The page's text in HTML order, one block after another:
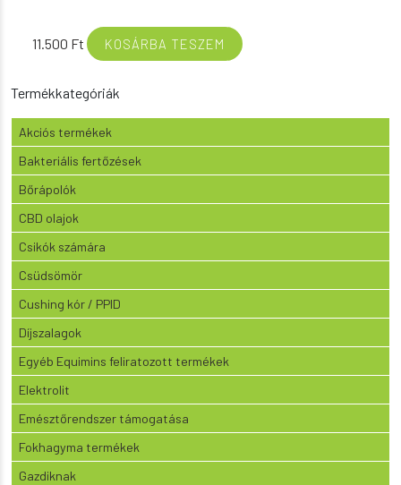
11.500 Ft KOSÁRBA TESZEM
Termékkategóriák
Akciós termékek
Bakteriális fertőzések
Bőrápolók
CBD olajok
Csikók számára
Csüdsömör
Cushing kór / PPID
Díjszalagok
Egyéb Equimins feliratozott termékek
Elektrolit
Emésztőrendszer támogatása
Fokhagyma termékek
Gazdiknak